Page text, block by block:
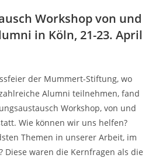
Workshop von und
in Köln, 21-23. April
der Mummert-Stiftung, wo
Alumni teilnehmen, fand
Workshop, von und
Wie können wir uns helfen?
Themen in unserer Arbeit, im
Diese waren die Kernfragen als die